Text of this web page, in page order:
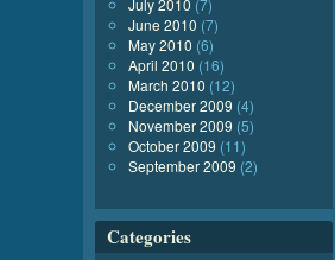
July 2010 (7)
June 2010 (7)
May 2010 (6)
April 2010 (16)
March 2010 (12)
December 2009 (4)
November 2009 (5)
October 2009 (11)
September 2009 (2)
Categories